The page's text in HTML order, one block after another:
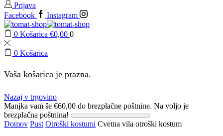
Prijava
Facebook
Instagram
0 Košarica €0,00 0
0 Košarica
Vaša košarica je prazna.
Nazaj v trgovino
Manjka vam še €60,00 do brezplačne poštnine. Na voljo je
brezplačna poštnina!
Domov Pust Otroški kostumi Cvetna vila otroški kostum